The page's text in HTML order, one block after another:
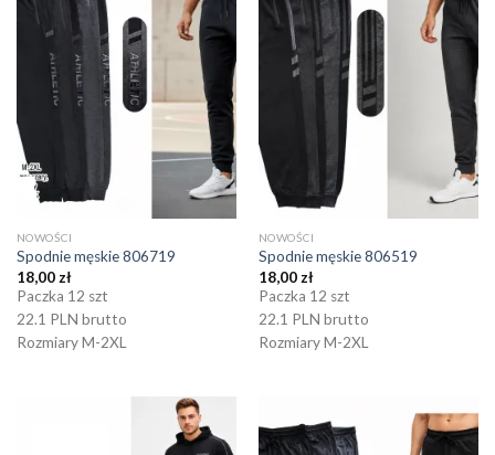
NOWOŚCI
Spodnie męskie 806719
18,00 zł
Paczka 12 szt
22.1 PLN brutto
Rozmiary M-2XL
NOWOŚCI
Spodnie męskie 806519
18,00 zł
Paczka 12 szt
22.1 PLN brutto
Rozmiary M-2XL